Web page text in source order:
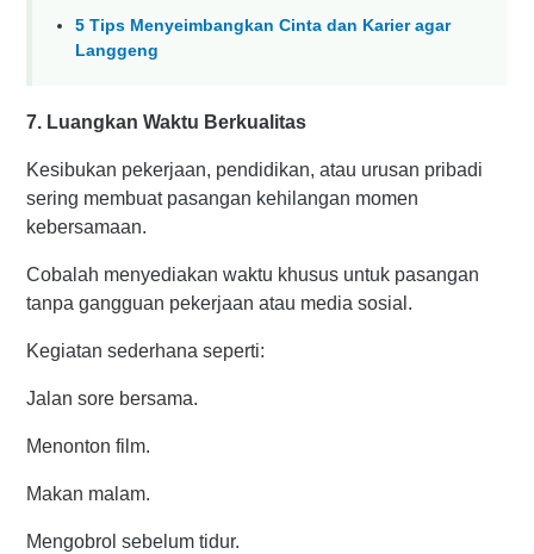
5 Tips Menyeimbangkan Cinta dan Karier agar
Langgeng
7. Luangkan Waktu Berkualitas
Kesibukan pekerjaan, pendidikan, atau urusan pribadi
sering membuat pasangan kehilangan momen
kebersamaan.
Cobalah menyediakan waktu khusus untuk pasangan
tanpa gangguan pekerjaan atau media sosial.
Kegiatan sederhana seperti:
Jalan sore bersama.
Menonton film.
Makan malam.
Mengobrol sebelum tidur.